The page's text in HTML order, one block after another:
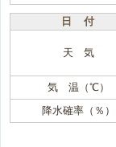
日 付
天 気
気 温（℃）
降水確率（％）